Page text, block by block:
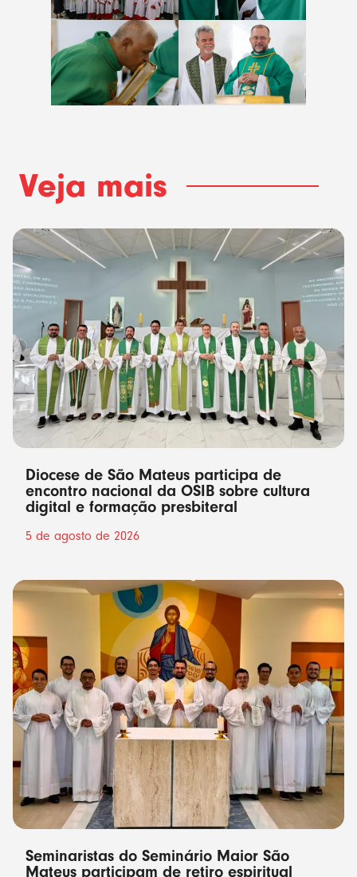
Veja mais
Diocese de São Mateus participa de
encontro nacional da OSIB sobre cultura
digital e formação presbiteral
5 de agosto de 2026
Seminaristas do Seminário Maior São
Mateus participam de retiro espiritual